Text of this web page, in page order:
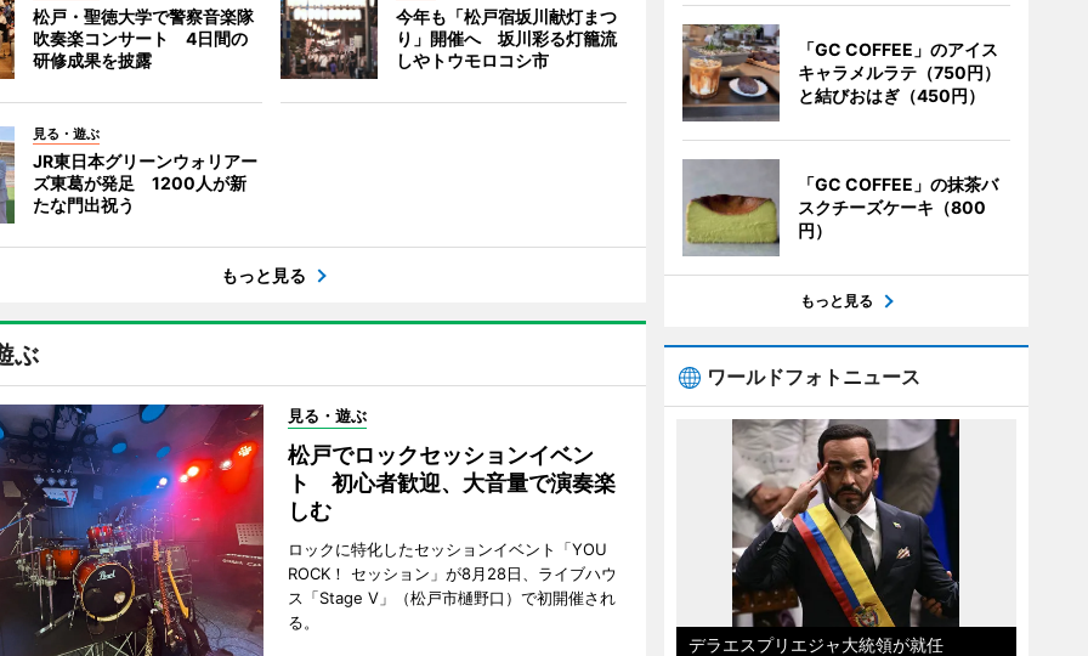
松戸・聖徳大学で警察音楽隊
吹奏楽コンサート 4日間の
研修成果を披露
今年も「松戸宿坂川献灯まつ
り」開催へ 坂川彩る灯籠流
しやトウモロコシ市
見る・遊ぶ
JR東日本グリーンウォリアー
ズ東葛が発足 1200人が新
たな門出祝う
もっと見る
ぶ
見る・遊ぶ
松戸でロックセッションイベン
ト 初心者歓迎、大音量で演奏楽
しむ
ロックに特化したセッションイベント「YOU
ROCK！ セッション」が8月28日、ライブハウ
ス「Stage V」（松戸市樋野口）で初開催され
る。
「GC COFFEE」のアイス
キャラメルラテ（750円）
と結びおはぎ（450円）
「GC COFFEE」の抹茶バ
スクチーズケーキ（800
円）
もっと見る
ワールドフォトニュース
デラエスプリエジャ大統領が就任